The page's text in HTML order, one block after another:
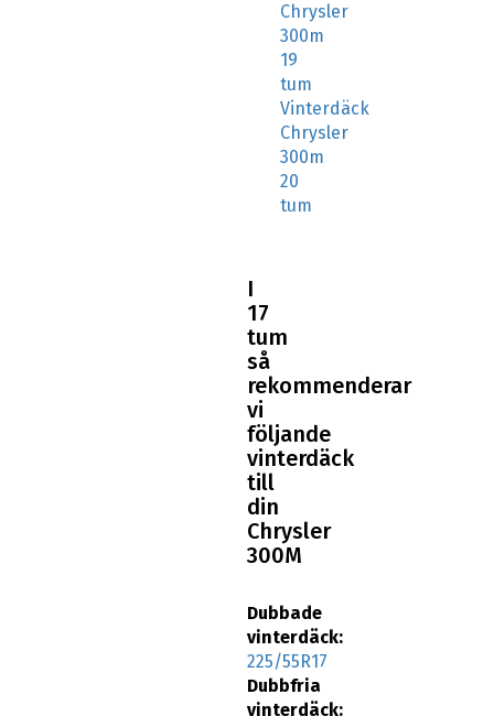
Chrysler
300m
19
tum
Vinterdäck
Chrysler
300m
20
tum
I
17
tum
så
rekommenderar
vi
följande
vinterdäck
till
din
Chrysler
300M
Dubbade
vinterdäck:
225/55R17
Dubbfria
vinterdäck: